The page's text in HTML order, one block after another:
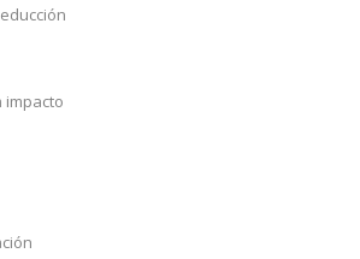
impacto